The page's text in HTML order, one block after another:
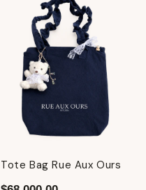
Tote Bag Rue Aux Ours